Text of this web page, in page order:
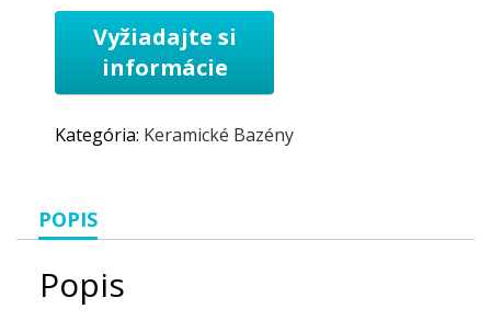
Kategória: Keramické Bazény
POPIS
Popis